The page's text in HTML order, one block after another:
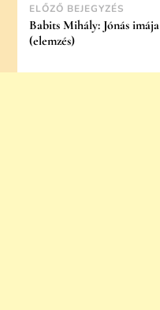
Post
Navigation
ELŐZŐ BEJEGYZÉS
Babits Mihály: Jónás imája
(elemzés)